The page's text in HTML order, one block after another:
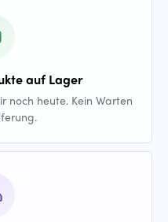
auf Lager
noch heute. Kein Warten